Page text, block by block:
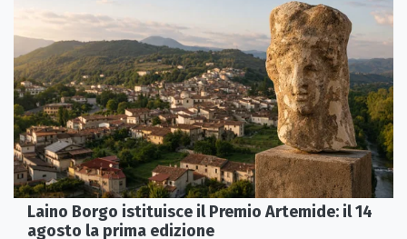
Laino Borgo istituisce il Premio Artemide: il 14
agosto la prima edizione